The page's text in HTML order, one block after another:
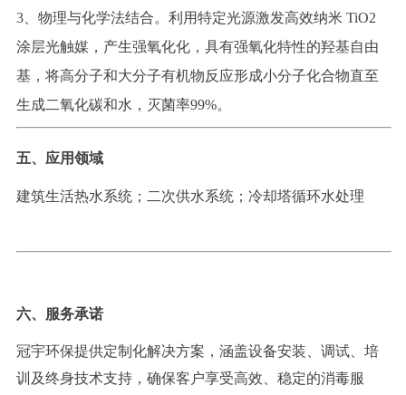
3、物理与化学法结合。利用特定光源激发高效纳米 TiO2
涂层光触媒， 产生强氧化化， 具有强氧化特性的羟基自由
基 ， 将高分子和大分子有机物反应形成小分子化合物直至
生成二氧化碳和水，灭菌率99%。
五、应用领域
建筑生活热水系统； 二次供水系统； 冷却塔循环水处理
六、服务承诺
冠宇环保提供定制化解决方案，涵盖设备安装、调试、培
训及终身技术支持，确保客户享受高效、稳定的消毒服